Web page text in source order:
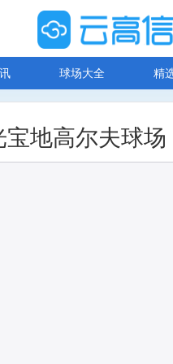
球场大全 精
地高尔夫球场